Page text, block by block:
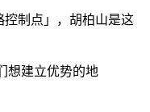
控制点」，胡柏山是这
想建立优势的地